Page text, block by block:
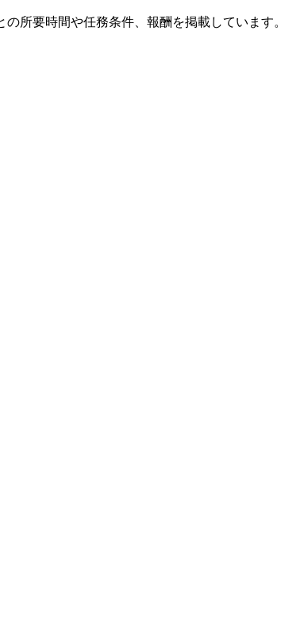
所要時間や任務条件、報酬を掲載しています。